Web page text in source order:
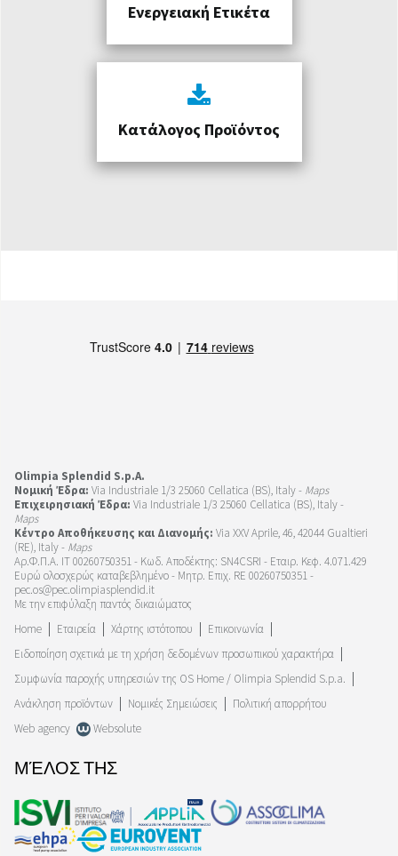
Ενεργειακή Ετικέτα
Κατάλογος Προϊόντος
Olimpia Splendid S.p.A.
Νομική Έδρα: Via Industriale 1/3 25060 Cellatica (BS), Italy - Maps
Επιχειρησιακή Έδρα: Via Industriale 1/3 25060 Cellatica (BS), Italy -
Maps
Κέντρο Αποθήκευσης και Διανομής: Via XXV Aprile, 46, 42044 Gualtieri
(RE), Italy - Maps
Αρ.Φ.Π.Α. IT 00260750351 - Κωδ. Αποδέκτης: SN4CSRI - Εταιρ. Κεφ. 4.071.429
Ευρώ ολοσχερώς καταβεβλημένο - Μητρ. Επιχ. RE 00260750351 -
pec.os@pec.olimpiasplendid.it
Με την επιφύλαξη παντός δικαιώματος
Home
Εταιρεία Χάρτης ιστότοπου
Επικοινωνία
Ειδοποίηση σχετικά με τη χρήση δεδομένων προσωπικού χαρακτήρα
Συμφωνία παροχής υπηρεσιών της OS Home / Olimpia Splendid S.p.a.
Ανάκληση προϊόντων
Νομικές Σημειώσεις
Πολιτική απορρήτου
Web agency
Websolute
ΜΈΛΟΣ ΤΗΣ